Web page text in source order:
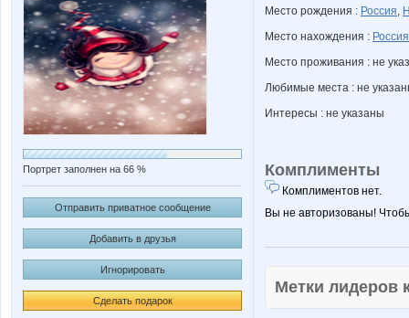
Портрет заполнен на 66 %
Отправить приватное сообщение
Добавить в друзья
Игнорировать
Сделать подарок
Место рождения : Россия,
Место нахождения : Россия
Место проживания : не
Любимые места : не
Интересы : не указаны
Комплименты
Комплиментов нет.
Вы не авторизованы!
Метки